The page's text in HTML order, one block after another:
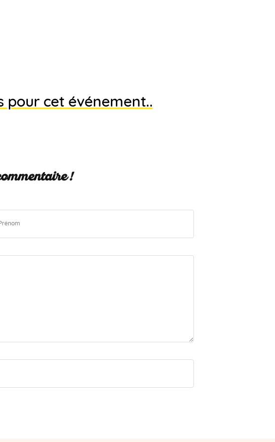
pour cet événement..
!